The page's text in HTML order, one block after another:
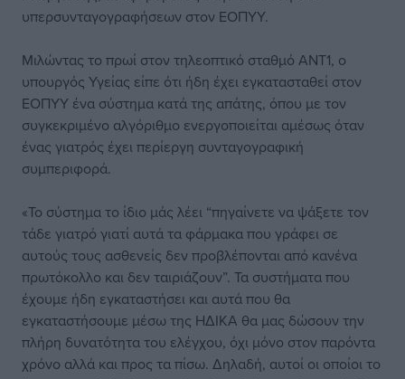
υπερσυνταγογραφήσεων στον ΕΟΠΥΥ.
Μιλώντας το πρωί στον τηλεοπτικό σταθμό ΑΝΤ1, ο
υπουργός Υγείας είπε ότι ήδη έχει εγκατασταθεί στον
ΕΟΠΥΥ ένα σύστημα κατά της απάτης, όπου με τον
συγκεκριμένο αλγόριθμο ενεργοποιείται αμέσως όταν
ένας γιατρός έχει περίεργη συνταγογραφική
συμπεριφορά.
«Το σύστημα το ίδιο μάς λέει “πηγαίνετε να ψάξετε τον
τάδε γιατρό γιατί αυτά τα φάρμακα που γράφει σε
αυτούς τους ασθενείς δεν προβλέπονται από κανένα
πρωτόκολλο και δεν ταιριάζουν”. Τα συστήματα που
έχουμε ήδη εγκαταστήσει και αυτά που θα
εγκαταστήσουμε μέσω της ΗΔΙΚΑ θα μας δώσουν την
πλήρη δυνατότητα του ελέγχου, όχι μόνο στον παρόντα
χρόνο αλλά και προς τα πίσω. Δηλαδή, αυτοί οι οποίοι το